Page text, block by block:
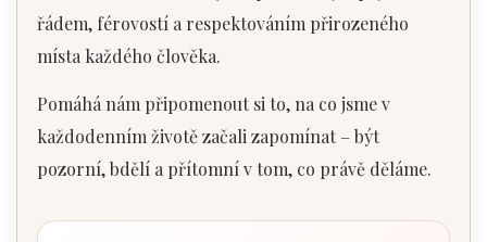
řádem, férovostí a respektováním přirozeného
místa každého člověka.
Pomáhá nám připomenout si to, na co jsme v
každodenním životě začali zapomínat – být
pozorní, bdělí a přítomní v tom, co právě děláme.